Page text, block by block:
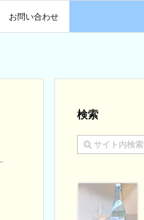
お問い合わせ
検索